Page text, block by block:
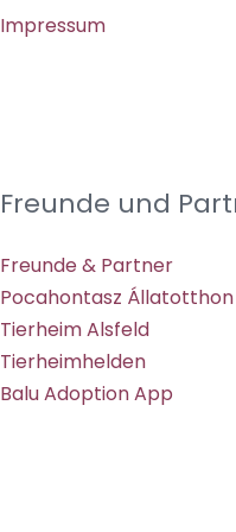
Impressum
Freunde und
Freunde & Partner
Pocahontasz Állatotthon
Tierheim Alsfeld
Tierheimhelden
Balu Adoption App